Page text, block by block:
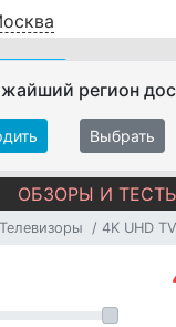
регион
Выбрать
ОБЗОРЫ И
Телевизоры 4K UHD TV